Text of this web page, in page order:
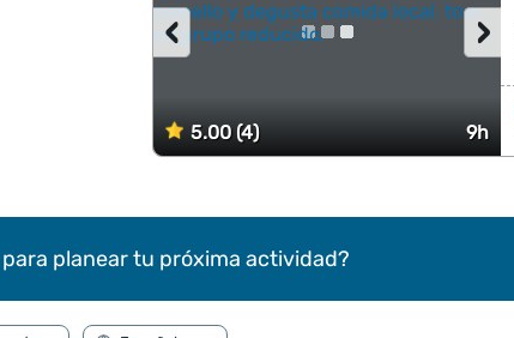
5.00 (4) 9h
›
‹
planear tu próxima actividad?